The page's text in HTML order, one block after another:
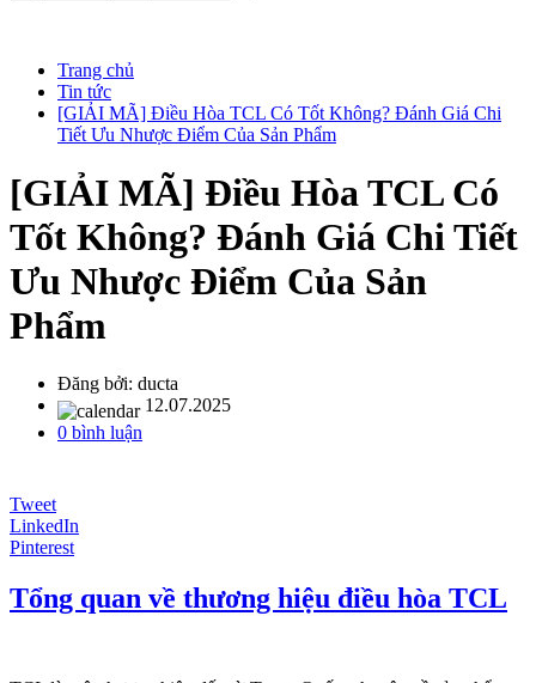
Trang chủ
Tin tức
[GIẢI MÃ] Điều Hòa TCL Có Tốt Không? Đánh Giá Chi
Tiết Ưu Nhược Điểm Của Sản Phẩm
[GIẢI MÃ] Điều Hòa TCL Có
Tốt Không? Đánh Giá Chi Tiết
Ưu Nhược Điểm Của Sản
Phẩm
Đăng bởi: ducta
12.07.2025
0 bình luận
Tweet
LinkedIn
Pinterest
Tổng quan về thương hiệu điều hòa TCL